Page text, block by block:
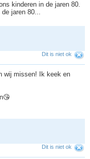
kinderen in de jaren 80.
jaren 80...
Dit is niet ok
wij missen! Ik keek en
Dit is niet ok